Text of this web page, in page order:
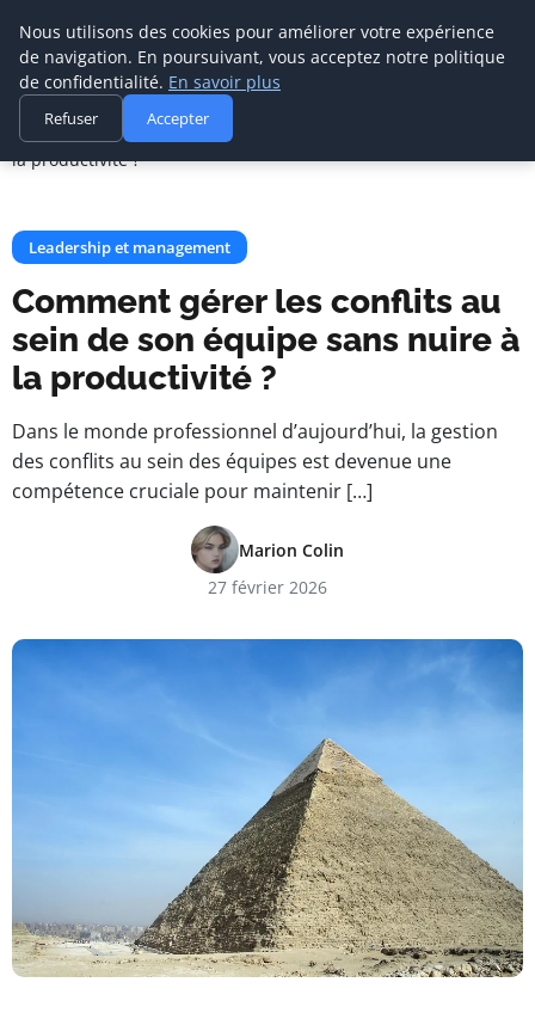
Agence Media Com
Communication digitale & stratégie web
Accueil
Leadership et management
Comment gérer les conflits au sein de son équipe sans nuire à
la productivité ?
Leadership et management
Comment gérer les conflits au
sein de son équipe sans nuire à
la productivité ?
Dans le monde professionnel d’aujourd’hui, la gestion
des conflits au sein des équipes est devenue une
compétence cruciale pour maintenir […]
Marion Colin
27 février 2026
Nous utilisons des cookies pour améliorer votre expérience
de navigation. En poursuivant, vous acceptez notre politique
de confidentialité. En savoir plus
Refuser Accepter